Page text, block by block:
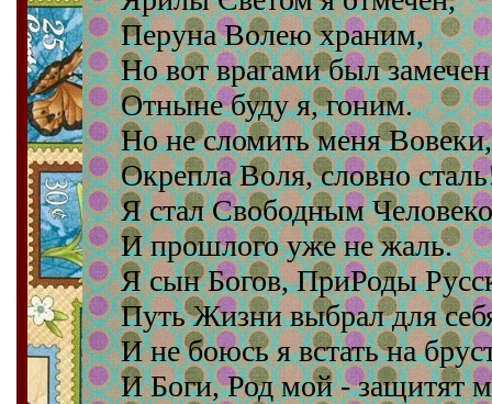
Перуна Волею храним,
Но вот врагами был замечен
Отныне буду я, гоним.
Но не сломить меня Вовеки,
Окрепла Воля, словно
Я стал Свободным
И прошлого уже не жаль.
Я сын Богов, ПриРоды
Путь Жизни выбрал для
И не боюсь я встать на
И Боги, Род мой - защитят